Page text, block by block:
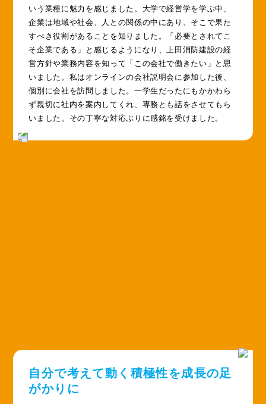
いう業種に魅力を感じました。大学で経営学を学ぶ中、
企業は地域や社会、人との関係の中にあり、そこで果た
すべき役割があることを知りました。「必要とされてこ
そ企業である」と感じるようになり、上田消防建設の経
営方針や業務内容を知って「この会社で働きたい」と思
いました。私はオンラインの会社説明会に参加した後、
個別に会社を訪問しました。一学生だったにもかかわら
ず親切に社内を案内してくれ、専務とも話をさせてもら
いました。その丁寧な対応ぶりに感銘を受けました。
自分で考えて動く積極性を成長の足
がかりに